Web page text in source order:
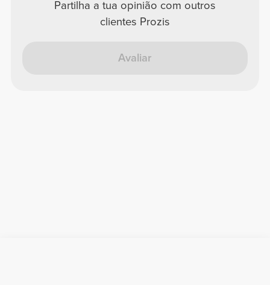
Partilha a tua opinião com outros
clientes Prozis
Avaliar